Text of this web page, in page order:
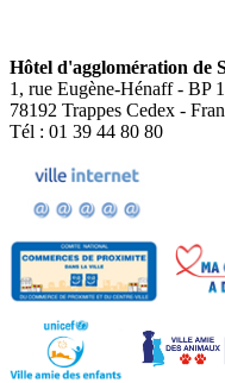
Hôtel d'agglomération de
1, rue Eugène-Hénaff - BP
78192 Trappes Cedex -
Tél : 01 39 44 80 80